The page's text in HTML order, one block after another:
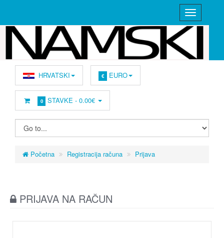
HRVATSKI € EURO
0 STAVKE -0.00€
Početna Registracija računa Prijava
PRIJAVA NA RAČUN